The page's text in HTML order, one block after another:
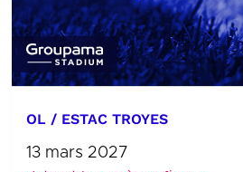
OL / ESTAC TROYES
13 mars 2027